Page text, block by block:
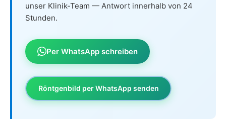
unser Klinik-Team — Antwort innerhalb von 24
Stunden.
Per WhatsApp schreiben
Röntgenbild per WhatsApp senden